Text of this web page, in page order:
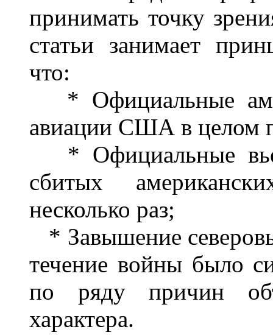
принимать точку
статьи занимает
что:
* Официальные
авиации США в целом
* Официальные
сбитых
несколько раз;
* Завышение
течение войны было
по ряду причин
характера.